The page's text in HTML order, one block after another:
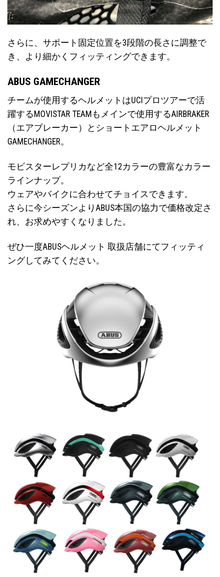
さらに、サポート固定位置を3段階の長さに調整で
き、より細かくフィッティングできます。
ABUS GAMECHANGER
チームが使用するヘルメットはUCIプロツアーで活
躍するMOVISTAR TEAMもメインで使用するAIRBRAKER
（エアブレーカー）とショートエアロヘルメット
GAMECHANGER。
モビスターレプリカなど全12カラーの豊富なカラー
ラインナップ。
ウェアやバイクに合わせてチョイスできます。
さらに今シーズンよりABUS本国の協力で価格改定さ
れ、お求めやすくなりました。
ぜひ一度ABUSヘルメット 取扱店舗にてフィッティ
ングしてみてください。